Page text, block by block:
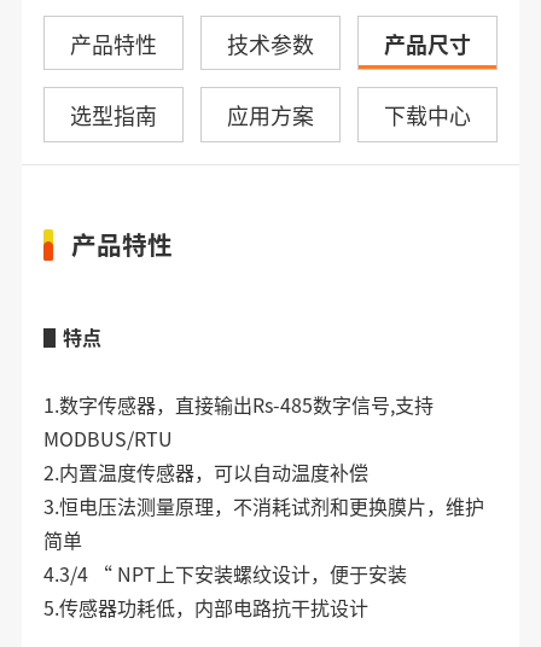
产品特性 技术参数 产品尺寸
选型指南 应用方案 下载中心
产品特性
▋特点
1.数字传感器，直接输出Rs-485数字信号,支持
MODBUS/RTU
2.内置温度传感器，可以自动温度补偿
3.恒电压法测量原理，不消耗试剂和更换膜片，维护
简单
4.3/4 “ NPT上下安装螺纹设计，便于安装
5.传感器功耗低，内部电路抗干扰设计